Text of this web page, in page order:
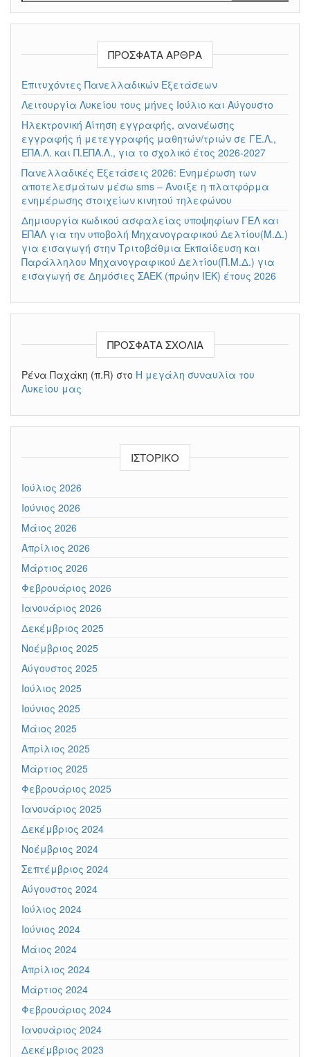
ΠΡΌΣΦΑΤΑ ΆΡΘΡΑ
Επιτυχόντες Πανελλαδικών Εξετάσεων
Λειτουργία Λυκείου τους μήνες Ιούλιο και Αύγουστο
Ηλεκτρονική Αίτηση εγγραφής, ανανέωσης
εγγραφής ή μετεγγραφής μαθητών/τριών σε ΓΕ.Λ.,
ΕΠΑ.Λ. και Π.ΕΠΑ.Λ., για το σχολικό έτος 2026-2027
Πανελλαδικές Εξετάσεις 2026: Ενημέρωση των
αποτελεσμάτων μέσω sms – Άνοιξε η πλατφόρμα
ενημέρωσης στοιχείων κινητού τηλεφώνου
Δημιουργία κωδικού ασφαλείας υποψηφίων ΓΕΛ και
ΕΠΑΛ για την υποβολή Μηχανογραφικού Δελτίου(Μ.Δ.)
για εισαγωγή στην Τριτοβάθμια Εκπαίδευση και
Παράλληλου Μηχανογραφικού Δελτίου(Π.Μ.Δ.) για
εισαγωγή σε Δημόσιες ΣΑΕΚ (πρώην ΙΕΚ) έτους 2026
ΠΡΌΣΦΑΤΑ ΣΧΌΛΙΑ
Ρένα Παχάκη (π.R) στο Η μεγάλη συναυλία του
Λυκείου μας
ΙΣΤΟΡΙΚΌ
Ιούλιος 2026
Ιούνιος 2026
Μάιος 2026
Απρίλιος 2026
Μάρτιος 2026
Φεβρουάριος 2026
Ιανουάριος 2026
Δεκέμβριος 2025
Νοέμβριος 2025
Αύγουστος 2025
Ιούλιος 2025
Ιούνιος 2025
Μάιος 2025
Απρίλιος 2025
Μάρτιος 2025
Φεβρουάριος 2025
Ιανουάριος 2025
Δεκέμβριος 2024
Νοέμβριος 2024
Σεπτέμβριος 2024
Αύγουστος 2024
Ιούλιος 2024
Ιούνιος 2024
Μάιος 2024
Απρίλιος 2024
Μάρτιος 2024
Φεβρουάριος 2024
Ιανουάριος 2024
Δεκέμβριος 2023